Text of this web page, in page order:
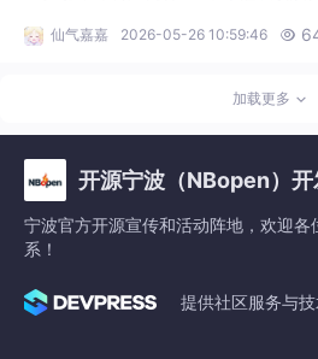
一步。 发布会现场，AtomGit同步完成
仙气嘉嘉 2026-05-26 10:59:46 
加载更多
开源宁波（NBopen）开
宁波官方开源宣传和活动阵地，欢迎
系！
提供社区服务与